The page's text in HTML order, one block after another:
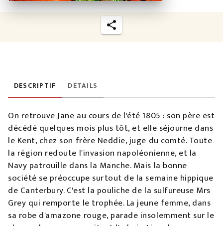
DESCRIPTIF DÉTAILS
On retrouve Jane au cours de l'été 1805 : son père est
décédé quelques mois plus tôt, et elle séjourne dans
le Kent, chez son frère Neddie, juge du comté. Toute
la région redoute l'invasion napoléonienne, et la
Navy patrouille dans la Manche. Mais la bonne
société se préoccupe surtout de la semaine hippique
de Canterbury. C'est la pouliche de la sulfureuse Mrs
Grey qui remporte le trophée. La jeune femme, dans
sa robe d'amazone rouge, parade insolemment sur le